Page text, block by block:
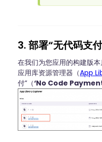
3. 部署“无代码支
在我们为您应用的构建版
应用库资源管理器（App
付”（‘No Code